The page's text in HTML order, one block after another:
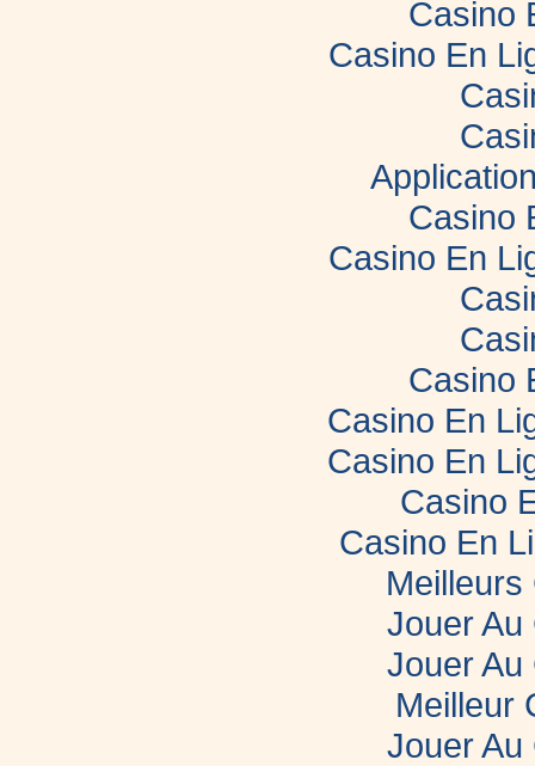
Casino
Casino En
Casino
Casino En
Casino
Casino En
Casino En
Casino
Casino En
Meilleurs
Jouer Au
Jouer Au
Meilleur
Jouer Au